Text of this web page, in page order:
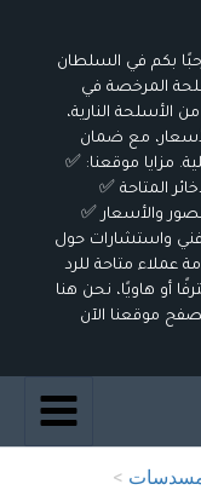
بكم في السلطان
المرخصة في
الأسلحة النارية،
مع ضمان
مزايا موقعنا: ✅
المتاحة ✅
والأسعار ✅
واستشارات حول
عملاء متاحة للرد
أو هاويًا، نحن هنا
موقعنا الآن
>